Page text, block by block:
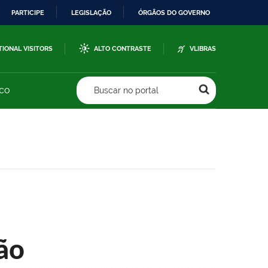
PARTICIPE LEGISLAÇÃO ÓRGÃOS DO GOVERNO
VISITORS ALTO CONTRASTE VLIBRAS
Buscar no portal